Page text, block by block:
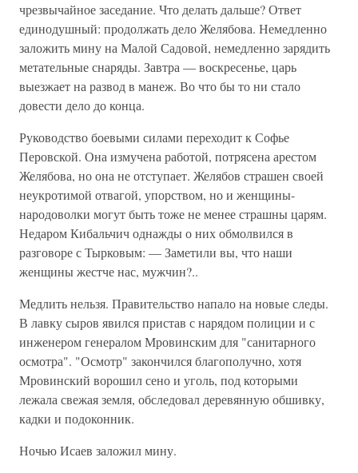
чрезвычайное заседание. Что делать дальше? Ответ
единодушный: продолжать дело Желябова. Немедленно
заложить мину на Малой Садовой, немедленно зарядить
метательные снаряды. Завтра — воскресенье, царь
выезжает на развод в манеж. Во что бы то ни стало
довести дело до конца.
Руководство боевыми силами переходит к Софье
Перовской. Она измучена работой, потрясена арестом
Желябова, но она не отступает. Желябов страшен своей
неукротимой отвагой, упорством, но и женщины-
народоволки могут быть тоже не менее страшны царям.
Недаром Кибальчич однажды о них обмолвился в
разговоре с Тырковым: — Заметили вы, что наши
женщины жестче нас, мужчин?..
Медлить нельзя. Правительство напало на новые следы.
В лавку сыров явился пристав с нарядом полиции и с
инженером генералом Мровинским для "санитарного
осмотра". "Осмотр" закончился благополучно, хотя
Мровинский ворошил сено и уголь, под которыми
лежала свежая земля, обследовал деревянную обшивку,
кадки и подоконник.
Ночью Исаев заложил мину.